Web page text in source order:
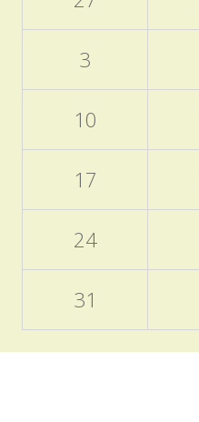
3
10
17
24
31